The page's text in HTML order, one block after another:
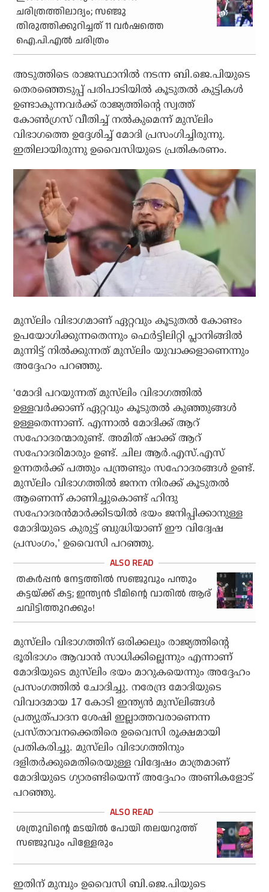
ചരിത്രത്തിലാദ്യം; സഞ്ജു
തിരുത്തിക്കുറിച്ചത് 11 വർഷത്തെ
ഐ.പി.എൽ ചരിത്രം
അടുത്തിടെ രാജസ്ഥാനില്‍ നടന്ന ബി.ജെ.പിയുടെ
തെരഞ്ഞെടുപ്പ് പരിപാടിയില്‍ കൂടുതല്‍ കുട്ടികള്‍
ഉണ്ടാകുന്നവര്‍ക്ക് രാജ്യത്തിന്റെ സ്വത്ത്
കോണ്‍ഗ്രസ് വീതിച്ച് നല്‍കുമെന്ന് മുസ്‌ലിം
വിഭാഗത്തെ ഉദ്ദേശിച്ച് മോദി പ്രസംഗിച്ചിരുന്നു.
ഇതിലായിരുന്നു ഉവൈസിയുടെ പ്രതികരണം.
മുസ്‌ലിം വിഭാഗമാണ് ഏറ്റവും കൂടുതല്‍ കോണ്ടം
ഉപയോഗിക്കുന്നതെന്നും ഫെര്‍ട്ടിലിറ്റി പ്ലാനിങ്ങില്‍
മുന്നിട്ട് നില്‍ക്കുന്നത് മുസ്‌ലിം യുവാക്കളാണെന്നും
അദ്ദേഹം പറഞ്ഞു.
‘മോദി പറയുന്നത് മുസ്‌ലിം വിഭാഗത്തില്‍
ഉള്ളവര്‍ക്കാണ് ഏറ്റവും കൂടുതല്‍ കുഞ്ഞുങ്ങള്‍
ഉള്ളതെന്നാണ്. എന്നാല്‍ മോദിക്ക് ആറ്
സഹോദരന്മാരുണ്ട്. അമിത് ഷാക്ക് ആറ്
സഹോദരിമാരും ഉണ്ട്. ചില ആര്‍.എസ്.എസ്
ഉന്നതര്‍ക്ക് പത്തും പന്ത്രണ്ടും സഹോദരങ്ങള്‍ ഉണ്ട്.
മുസ്‌ലിം വിഭാഗത്തില്‍ ജനന നിരക്ക് കൂടുതല്‍
ആണെന്ന് കാണിച്ചുകൊണ്ട് ഹിന്ദു
സഹോദരന്‍മാര്‍ക്കിടയില്‍ ഭയം ജനിപ്പിക്കാനുള്ള
മോദിയുടെ കുരുട്ട് ബുദ്ധിയാണ് ഈ വിദ്വേഷ
പ്രസംഗം,’ ഉവൈസി പറഞ്ഞു.
തകര്‍പ്പന്‍ നേട്ടത്തില്‍ സഞ്ജുവും പന്തും
കട്ടയ്ക്ക് കട്ട; ഇന്ത്യന്‍ ടീമിന്റെ വാതില്‍ ആര്
ചവിട്ടിത്തുറക്കും!
മുസ്‌ലിം വിഭാഗത്തിന് ഒരിക്കലും രാജ്യത്തിന്റെ
ഭൂരിഭാഗം ആവാന്‍ സാധിക്കില്ലെന്നും എന്നാണ്
മോദിയുടെ മുസ്‌ലിം ഭയം മാറുകയെന്നും അദ്ദേഹം
പ്രസംഗത്തില്‍ ചോദിച്ചു. നരേന്ദ്ര മോദിയുടെ
വിവാദമായ 17 കോടി ഇന്ത്യന്‍ മുസ്‌ലിങ്ങൾ
പ്രത്യുത്പാദന ശേഷി ഇല്ലാത്തവരാണെന്ന
പ്രസ്താവനക്കെതിരെ ഉവൈസി രൂക്ഷമായി
പ്രതികരിച്ചു. മുസ്‌ലിം വിഭാഗത്തിനും
ദളിതര്‍ക്കുമെതിരെയുള്ള വിദ്വേഷം മാത്രമാണ്
മോദിയുടെ ഗ്യാരണ്ടിയെന്ന് അദ്ദേഹം അണികളോട്
പറഞ്ഞു.
ശത്രുവിന്റെ മടയില്‍ പോയി തലയറുത്ത്
സഞ്ജുവും പിള്ളേരും
ഇതിന് മുമ്പും ഉവൈസി ബി.ജെ.പിയുടെ